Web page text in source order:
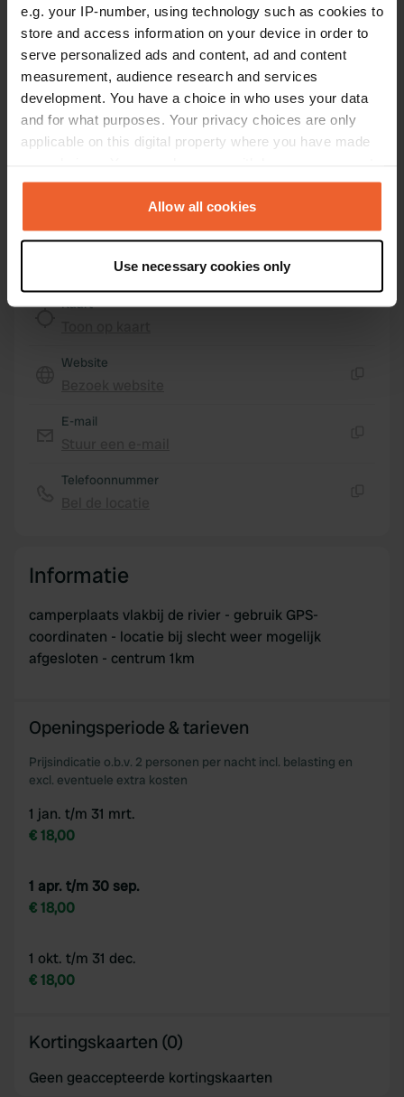
e.g. your IP-number, using technology such as cookies to
store and access information on your device in order to
serve personalized ads and content, ad and content
measurement, audience research and services
development. You have a choice in who uses your data
and for what purposes. Your privacy choices are only
applicable on this digital property where you have made
any time from the Cookie Declaration or by clicking on
the Privacy trigger icon.
Collect information about your geographical location
which can be accurate to within several meters
Find out more about how your personal data is processed
We use cookies to personalise content and ads, to
We also share information about your use of our site with
Allow all cookies
Use necessary cookies only
Route du Vin 2
5405, Remich, Luxemburg
Kopiëren
Coördinaten
49° 32' 21" N 6° 21' 46" E
49.53903 6.36268
Upgrade naarPRO+ PRO+
Kaart
Website
E-mail
Telefoonnummer
Informatie
camperplaats vlakbij de rivier - gebruik GPS-
coordinaten - locatie bij slecht weer mogelijk
afgesloten - centrum 1km
Openingsperiode & tarieven
Prijsindicatie o.b.v. 2 personen per nacht incl. belasting en
excl. eventuele extra kosten
1 jan. t/m 31 mrt.
€ 18,00
1 apr. t/m 30 sep.
€ 18,00
1 okt. t/m 31 dec.
€ 18,00
Kortingskaarten (0)
Geen geaccepteerde kortingskaarten